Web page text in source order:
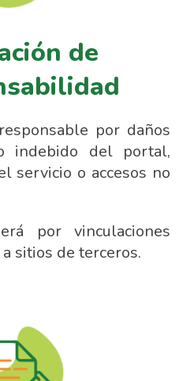
de
por daños
indebido del portal,
servicio o accesos no
por vinculaciones
sitios de terceros.